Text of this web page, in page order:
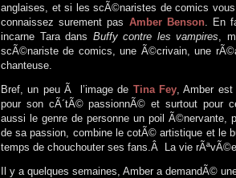
anglaises, et si les scÃ©naristes de comics
connaissez surement pas Amber Benson. En
incarne Tara dans Buffy contre les vampires ,
scÃ©nariste de comics, une Ã©crivain, une
chanteuse.
Bref, un peu Ã l’image de Tina Fey, Amber est
pour son cÃ´tÃ© passionnÃ© et surtout pour
aussi le genre de personne un poil Ã©nervante,
de sa passion, combine le cotÃ© artistique et le
temps de chouchouter ses fans.Â La vie
Il y a quelques semaines, Amber a demandÃ©